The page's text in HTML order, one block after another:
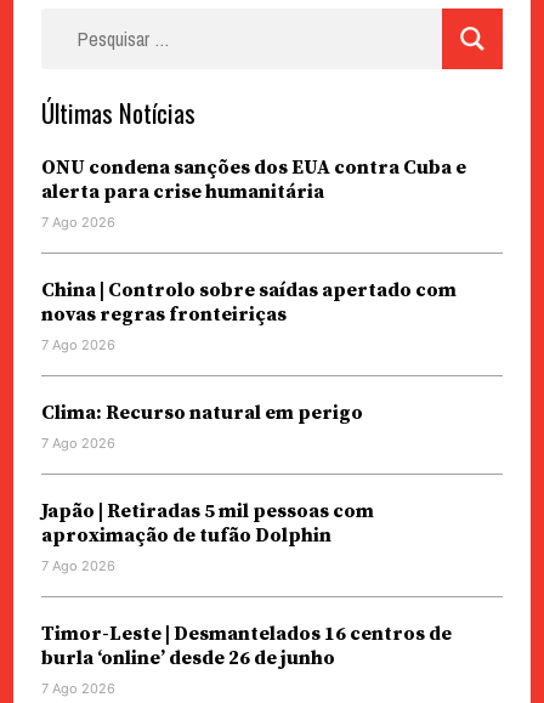
Últimas Notícias
ONU condena sanções dos EUA contra Cuba e
alerta para crise humanitária
7 Ago 2026
China | Controlo sobre saídas apertado com
novas regras fronteiriças
7 Ago 2026
Clima: Recurso natural em perigo
7 Ago 2026
Japão | Retiradas 5 mil pessoas com
aproximação de tufão Dolphin
7 Ago 2026
Timor-Leste | Desmantelados 16 centros de
burla ‘online’ desde 26 de junho
7 Ago 2026